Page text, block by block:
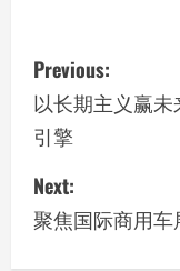
P
o
s
t
n
Previous:
以长期主义赢
引擎
Next:
聚焦国际商用车